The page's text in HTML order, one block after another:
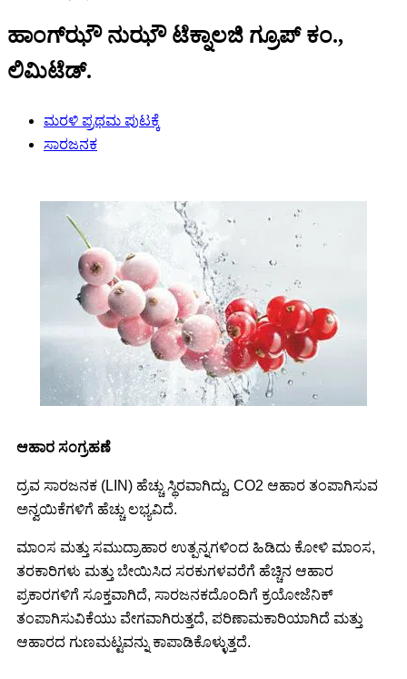
ಹಾಂಗ್‌ಝೌ ನುಝೌ ಟೆಕ್ನಾಲಜಿ ಗ್ರೂಪ್ ಕಂ.,
ಲಿಮಿಟೆಡ್.
ಮರಳಿ ಪ್ರಥಮ ಪುಟಕ್ಕೆ
ಸಾರಜನಕ
ಆಹಾರ ಸಂಗ್ರಹಣೆ
ದ್ರವ ಸಾರಜನಕ (LIN) ಹೆಚ್ಚು ಸ್ಥಿರವಾಗಿದ್ದು, CO2 ಆಹಾರ ತಂಪಾಗಿಸುವ
ಅನ್ವಯಿಕೆಗಳಿಗೆ ಹೆಚ್ಚು ಲಭ್ಯವಿದೆ.
ಮಾಂಸ ಮತ್ತು ಸಮುದ್ರಾಹಾರ ಉತ್ಪನ್ನಗಳಿಂದ ಹಿಡಿದು ಕೋಳಿ ಮಾಂಸ,
ತರಕಾರಿಗಳು ಮತ್ತು ಬೇಯಿಸಿದ ಸರಕುಗಳವರೆಗೆ ಹೆಚ್ಚಿನ ಆಹಾರ
ಪ್ರಕಾರಗಳಿಗೆ ಸೂಕ್ತವಾಗಿದೆ, ಸಾರಜನಕದೊಂದಿಗೆ ಕ್ರಯೋಜೆನಿಕ್
ತಂಪಾಗಿಸುವಿಕೆಯು ವೇಗವಾಗಿರುತ್ತದೆ, ಪರಿಣಾಮಕಾರಿಯಾಗಿದೆ ಮತ್ತು
ಆಹಾರದ ಗುಣಮಟ್ಟವನ್ನು ಕಾಪಾಡಿಕೊಳ್ಳುತ್ತದೆ.